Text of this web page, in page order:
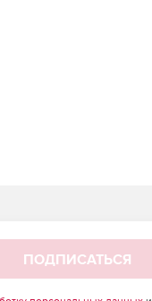
ПОДПИСАТЬСЯ